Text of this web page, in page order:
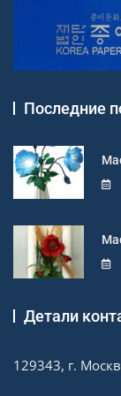
Последние
Детали
129343, г.